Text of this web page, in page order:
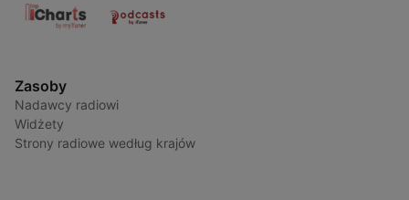
Zasoby
Nadawcy radiowi
Widżety
Strony radiowe według krajów